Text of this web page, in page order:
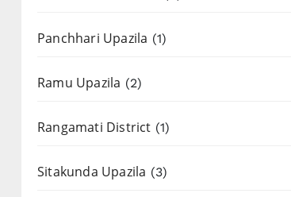
Panchhari Upazila (1)
Ramu Upazila (2)
Rangamati District (1)
Sitakunda Upazila (3)